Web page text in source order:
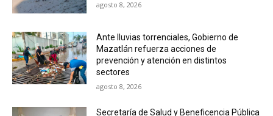
agosto 8, 2026
Ante lluvias torrenciales, Gobierno de
Mazatlán refuerza acciones de
prevención y atención en distintos
sectores
agosto 8, 2026
Secretaría de Salud y Beneficencia Pública